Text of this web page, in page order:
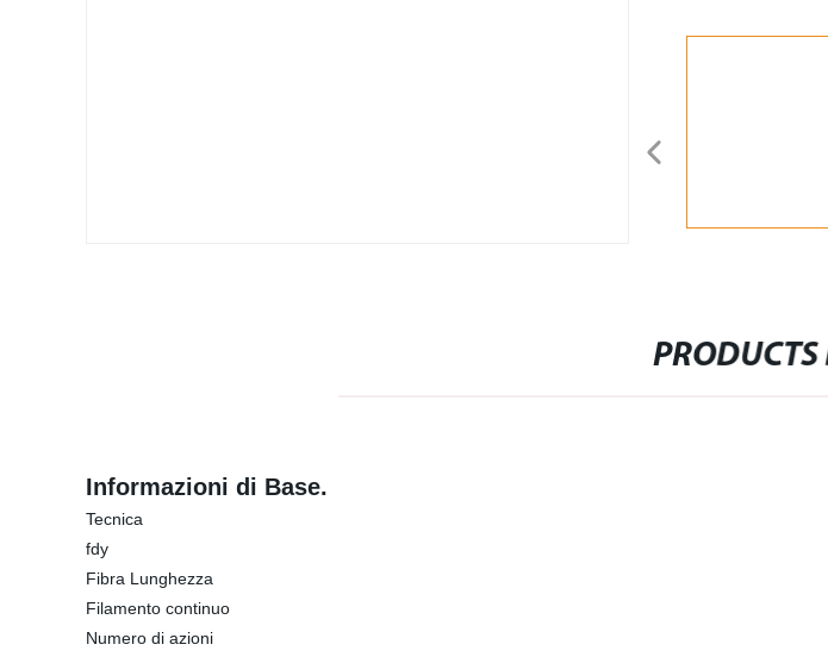
PRODUCTS
Informazioni di Base.
Tecnica
fdy
Fibra Lunghezza
Filamento continuo
Numero di azioni